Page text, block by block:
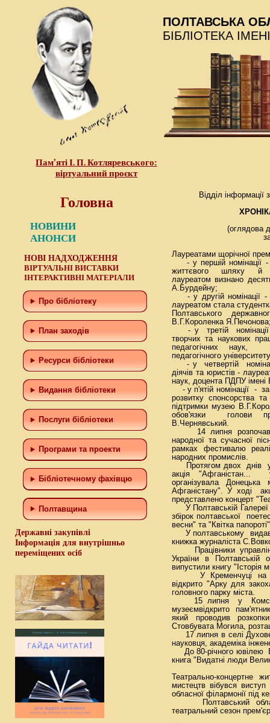
Пам’яті І. П. Котляревського:
віртуальний проєкт
ПОЛТАВСЬКА
БІБЛІОТЕКА
Головна
НОВИНИ
АНОНСИ
НОВІ НАДХОДЖЕННЯ
ВІРТУАЛЬНІ ВИСТАВКИ
ІНТЕРАКТИВНІ МАТЕРІАЛИ
Про бібліотеку
План заходів
Ресурси бібліотеки
Видання бібліотеки
Послуги бібліотеки
Програми та проекти
Бiблiотечному фахiвцю
Полтавщина
Державні закупівлі
Інформація для внутрішньо
переміщених осіб
Відділ інформації
(оглядова
за
Лауреатами щорічної
- у першій номінації -
життєвого шляху й
лауреатом визнано
А.Бурдейну;
- у другій номінації -
лауреатом стала
Полтавського
В.Г.Короленка
- у третій номінації -
творчих та наукових
педагогічних наук,
педагогічного
- у четвертій
діячів та юристів -
наук, доцента ПДПУ
- у п'ятій номінації -
розвитку спонсорства
підтримки музею
обов'язки голови
В.Чернявський.
14 липня розпочався
народної та сучасної
рамках фестивалю
народних промислів.
Протягом двох днів у
акція "Афганістан...
організувала Донецька
Афганістану". У ході
представлено концерт
У Полтавській Галереї
збірок полтавської
весни" та "Квітка
У полтавському
книжка журналіста
Працівники
України в
випустили книгу "Історія
У Кременчуці на
відкрито "Арку для
головного парку міста.
15 липня у
музеємвідкрито
який проводив
Стовбувата Могила,
17 липня в селі Духове
науковця, академіка
До 80-річного ювілею
книга "Видатні люди
Театрально-
мистецтв вібувся
обласної філармонії під
Полтавський
театральний сезон